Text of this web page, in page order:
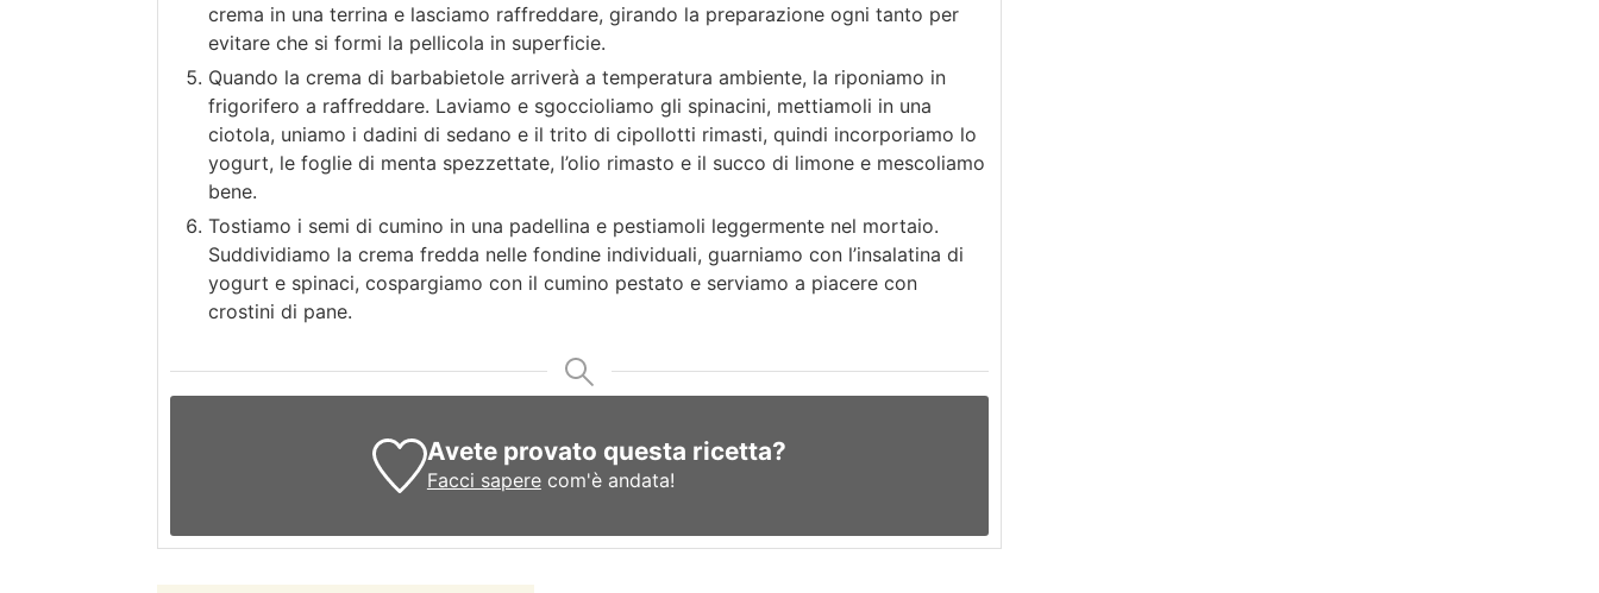
crema in una terrina e lasciamo raffreddare, girando la preparazione ogni tanto per
evitare che si formi la pellicola in superficie.
Quando la crema di barbabietole arriverà a temperatura ambiente, la riponiamo in
frigorifero a raffreddare. Laviamo e sgoccioliamo gli spinacini, mettiamoli in una
ciotola, uniamo i dadini di sedano e il trito di cipollotti rimasti, quindi incorporiamo lo
yogurt, le foglie di menta spezzettate, l’olio rimasto e il succo di limone e mescoliamo
bene.
Tostiamo i semi di cumino in una padellina e pestiamoli leggermente nel mortaio.
Suddividiamo la crema fredda nelle fondine individuali, guarniamo con l’insalatina di
yogurt e spinaci, cospargiamo con il cumino pestato e serviamo a piacere con
crostini di pane.
Avete provato questa ricetta?
Facci saperecom'è andata!